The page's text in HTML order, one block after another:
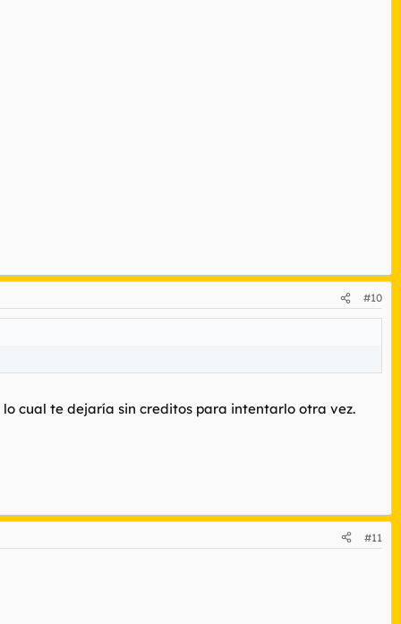
#10
cual te dejaría sin creditos para intentarlo otra vez.
#11